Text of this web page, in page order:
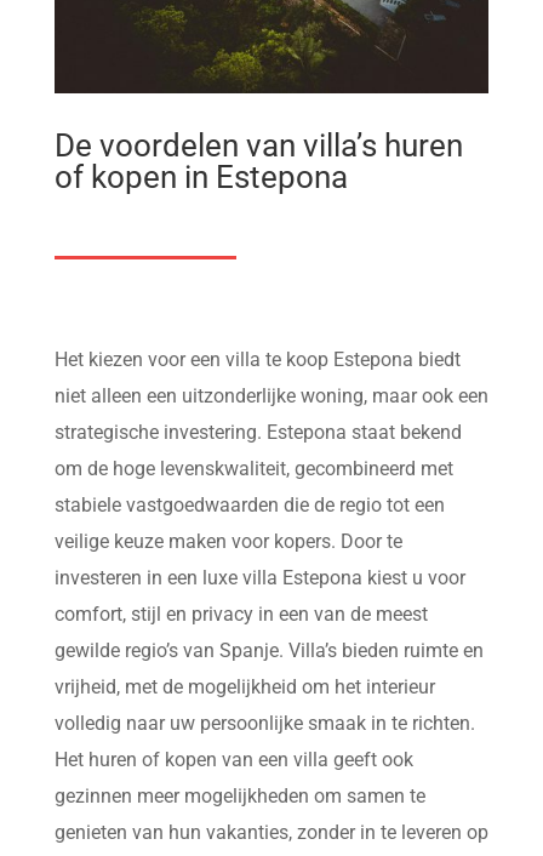
De voordelen van villa’s huren
of kopen in Estepona
Het kiezen voor een villa te koop Estepona biedt
niet alleen een uitzonderlijke woning, maar ook een
strategische investering. Estepona staat bekend
om de hoge levenskwaliteit, gecombineerd met
stabiele vastgoedwaarden die de regio tot een
veilige keuze maken voor kopers. Door te
investeren in een luxe villa Estepona kiest u voor
comfort, stijl en privacy in een van de meest
gewilde regio’s van Spanje. Villa’s bieden ruimte en
vrijheid, met de mogelijkheid om het interieur
volledig naar uw persoonlijke smaak in te richten.
Het huren of kopen van een villa geeft ook
gezinnen meer mogelijkheden om samen te
genieten van hun vakanties, zonder in te leveren op